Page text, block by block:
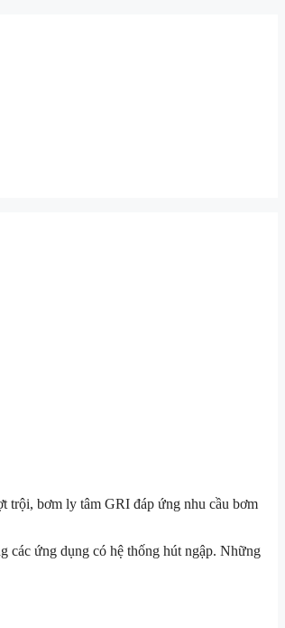
trội, bơm ly tâm GRI đáp ứng nhu cầu bơm
các ứng dụng có hệ thống hút ngập. Những